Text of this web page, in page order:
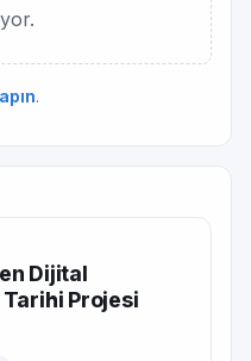
.
Dijital
Tarihi Projesi